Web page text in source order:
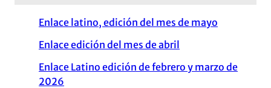
Enlace latino, edición del mes de mayo
Enlace edición del mes de abril
Enlace Latino edición de febrero y marzo de
2026